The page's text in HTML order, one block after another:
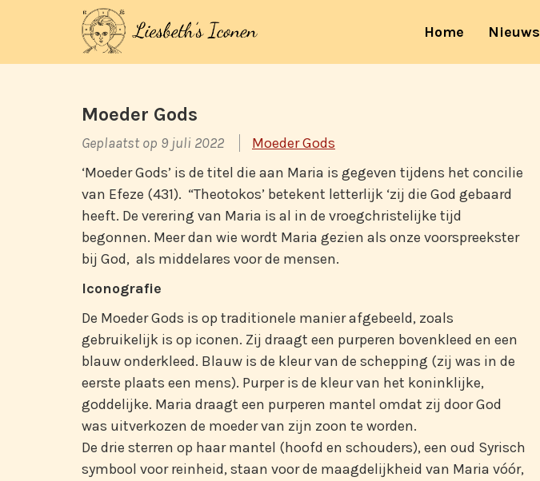
Home (current)
Nieuws
Moeder Gods
Geplaatst op 9 juli 2022
Moeder Gods
‘Moeder Gods’ is de titel die aan Maria is gegeven tijdens het concilie
van Efeze (431). “Theotokos’ betekent letterlijk ‘zij die God gebaard
heeft. De verering van Maria is al in de vroegchristelijke tijd
begonnen. Meer dan wie wordt Maria gezien als onze voorspreekster
bij God, als middelares voor de mensen.
Iconografie
De Moeder Gods is op traditionele manier afgebeeld, zoals
gebruikelijk is op iconen. Zij draagt een purperen bovenkleed en een
blauw onderkleed. Blauw is de kleur van de schepping (zij was in de
eerste plaats een mens). Purper is de kleur van het koninklijke,
goddelijke. Maria draagt een purperen mantel omdat zij door God
was uitverkozen de moeder van zijn zoon te worden.
De drie sterren op haar mantel (hoofd en schouders), een oud Syrisch
symbool voor reinheid, staan voor de maagdelijkheid van Maria vóór,